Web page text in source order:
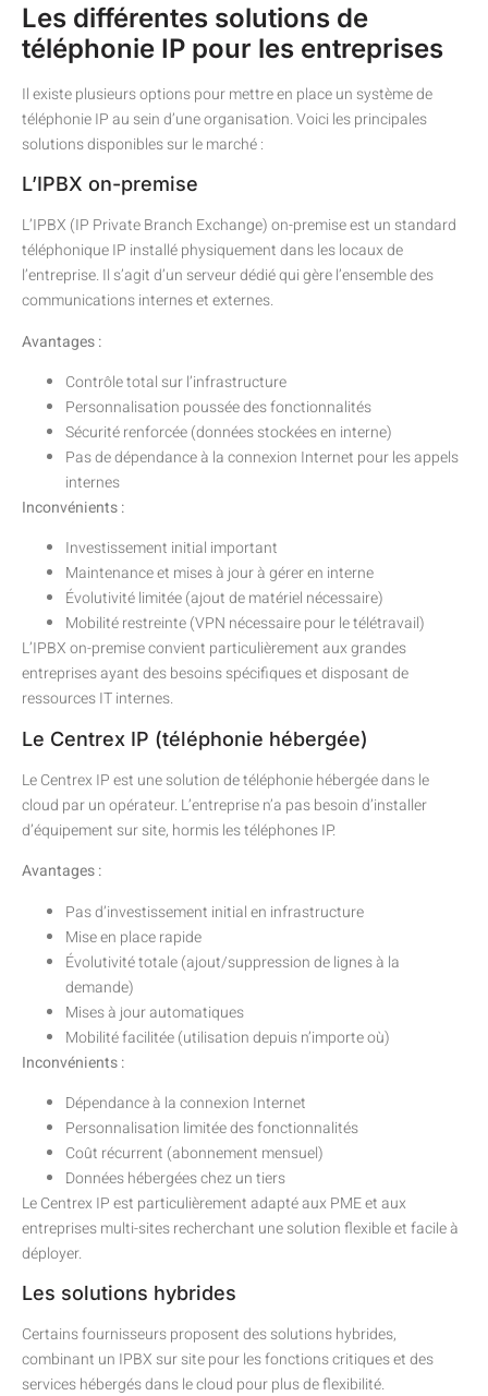
Les différentes solutions de
téléphonie IP pour les entreprises
Il existe plusieurs options pour mettre en place un système de
téléphonie IP au sein d’une organisation. Voici les principales
solutions disponibles sur le marché :
L’IPBX on-premise
L’IPBX (IP Private Branch Exchange) on-premise est un standard
téléphonique IP installé physiquement dans les locaux de
l’entreprise. Il s’agit d’un serveur dédié qui gère l’ensemble des
communications internes et externes.
Avantages :
Contrôle total sur l’infrastructure
Personnalisation poussée des fonctionnalités
Sécurité renforcée (données stockées en interne)
Pas de dépendance à la connexion Internet pour les appels
internes
Inconvénients :
Investissement initial important
Maintenance et mises à jour à gérer en interne
Évolutivité limitée (ajout de matériel nécessaire)
Mobilité restreinte (VPN nécessaire pour le télétravail)
L’IPBX on-premise convient particulièrement aux grandes
entreprises ayant des besoins spécifiques et disposant de
ressources IT internes.
Le Centrex IP (téléphonie hébergée)
Le Centrex IP est une solution de téléphonie hébergée dans le
cloud par un opérateur. L’entreprise n’a pas besoin d’installer
d’équipement sur site, hormis les téléphones IP.
Avantages :
Pas d’investissement initial en infrastructure
Mise en place rapide
Évolutivité totale (ajout/suppression de lignes à la
demande)
Mises à jour automatiques
Mobilité facilitée (utilisation depuis n’importe où)
Inconvénients :
Dépendance à la connexion Internet
Personnalisation limitée des fonctionnalités
Coût récurrent (abonnement mensuel)
Données hébergées chez un tiers
Le Centrex IP est particulièrement adapté aux PME et aux
entreprises multi-sites recherchant une solution flexible et facile à
déployer.
Les solutions hybrides
Certains fournisseurs proposent des solutions hybrides,
combinant un IPBX sur site pour les fonctions critiques et des
services hébergés dans le cloud pour plus de flexibilité.